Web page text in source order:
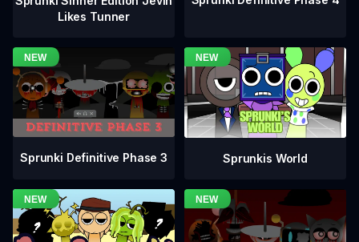
Likes Tunner
Sprunki Definitive Phase 3 Sprunkis World